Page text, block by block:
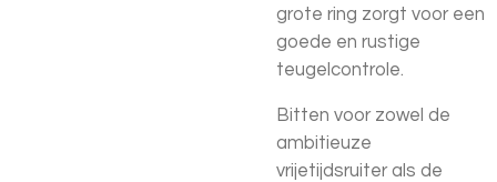
grote ring zorgt voor een
goede en rustige
teugelcontrole.
Bitten voor zowel de
ambitieuze
vrijetijdsruiter als de